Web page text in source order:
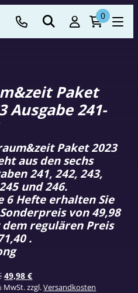
0
Paket
Ausgabe 241-
Ursprünglicher
Preis
49,98€Aktueller
Preis
MwSt.zzgl.Versandkosten
Paket 2023
aus den sechs
241, 242, 243,
und 246.
6 Hefte erhalten Sie
von 49,98
regulären Preis
.